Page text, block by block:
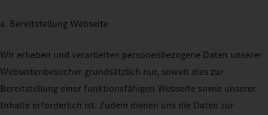
a. Bereitstellung Webseite
Wir erheben und verarbeiten personenbezogene Daten unserer
Webseitenbesucher grundsätzlich nur, soweit dies zur
Bereitstellung einer funktionsfähigen Webseite sowie unserer
Inhalte erforderlich ist. Zudem dienen uns die Daten zur